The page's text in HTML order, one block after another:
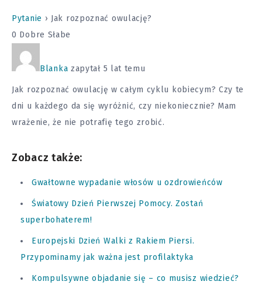
Pytanie › Jak rozpoznać owulację?
0 Dobre Słabe
Blanka zapytał 5 lat temu
Jak rozpoznać owulację w całym cyklu kobiecym? Czy te
dni u każdego da się wyróżnić, czy niekoniecznie? Mam
wrażenie, że nie potrafię tego zrobić.
Zobacz także:
Gwałtowne wypadanie włosów u ozdrowieńców
Światowy Dzień Pierwszej Pomocy. Zostań
superbohaterem!
Europejski Dzień Walki z Rakiem Piersi.
Przypominamy jak ważna jest profilaktyka
Kompulsywne objadanie się – co musisz wiedzieć?